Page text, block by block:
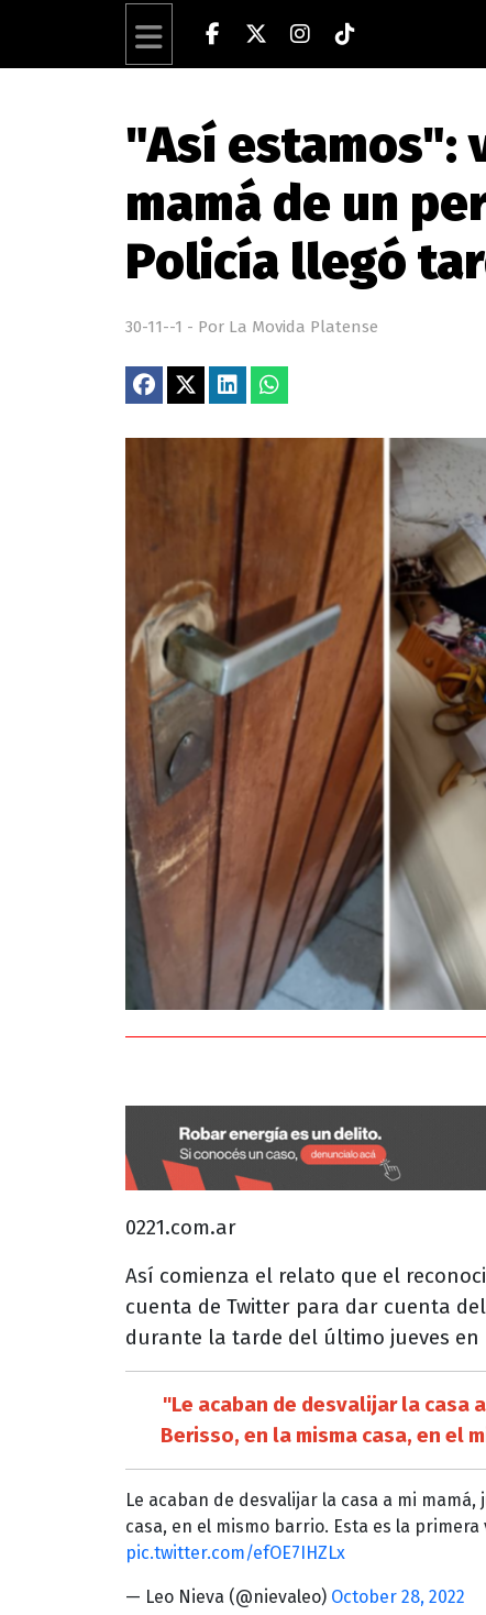
"Así estamos":
mamá de un
Policía llegó
30-11--1 - Por La Movida Platense
0221.com.ar
Así comienza el relato que el
cuenta de Twitter para dar cuenta
durante la tarde del último jueves en
"Le acaban de desvalijar la casa
Berisso, en la misma casa, en el
Le acaban de desvalijar la casa a mi
casa, en el mismo barrio. Esta es la
pic.twitter.com/efOE7IHZLx
— Leo Nieva (@nievaleo) October 28, 2022